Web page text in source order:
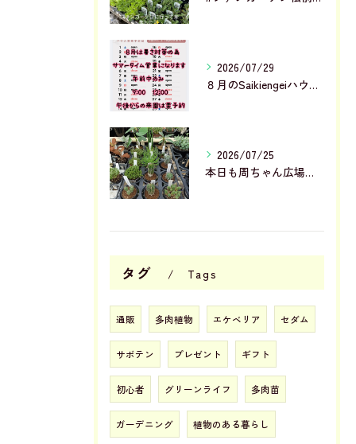
2026/07/29
８月のSaikiengeiハウス営業予定です
2026/07/25
本日も周ちゃん広場花売り場に苗と寄せ植えを出荷してきました✨
タグ Tags
通販 多肉植物 エケベリア セダム
サボテン プレゼント ギフト
初心者 グリーンライフ 多肉苗
ガーデニング 植物のある暮らし